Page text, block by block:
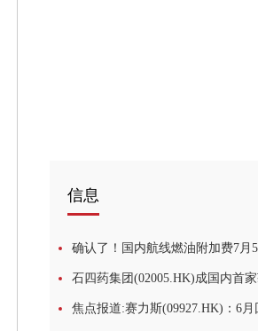
信息
确认了！国内航线燃油附加费7月